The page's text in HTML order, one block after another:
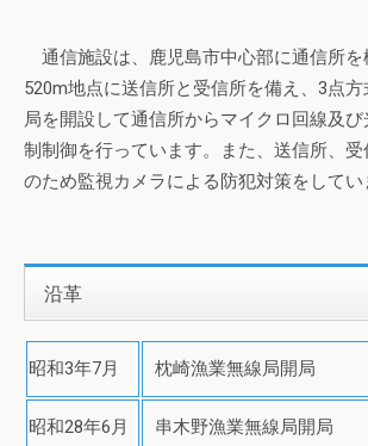
通信施設は、鹿児島市中心部に通信所を
520m地点に送信所と受信所を備え、3点
局を開設して通信所からマイクロ回線及
制制御を行っています。また、送信所、
のため監視カメラによる防犯対策をしてい
沿革
昭和3年7月 枕崎漁業無線局開局
昭和28年6月 串木野漁業無線局開局